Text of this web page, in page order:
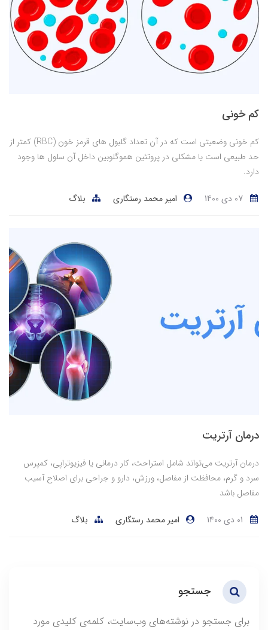
کم خونی
کم خونی وضعیتی است که در آن تعداد گلبول های قرمز خون (RBC) کمتر از
حد طبیعی است یا مشکلی در پروتئین هموگلوبین داخل آن سلول ها وجود
دارد.
امیر محمد رستگاری بلاگ
درمان آرتریت
درمان آرتریت می‌تواند شامل استراحت، کار درمانی یا فیزیوتراپی، کمپرس
سرد و گرم، محافظت از مفاصل، ورزش، دارو و جراحی برای اصلاح آسیب
مفاصل باشد
امیر محمد رستگاری بلاگ
جستجو
برای جستجو در نوشته‌های وب‌سایت، کلمه‌ی کلیدی مورد